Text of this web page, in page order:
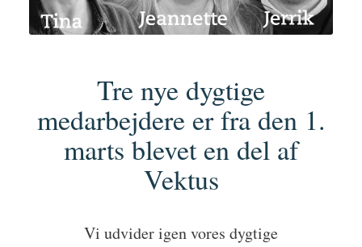
Tre nye dygtige
medarbejdere er fra den 1.
marts blevet en del af
Vektus
Vi udvider igen vores dygtige